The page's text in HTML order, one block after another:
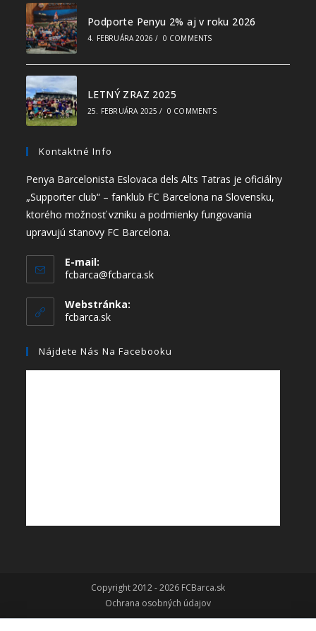
Podporte Penyu 2% aj v roku 2026
4. FEBRUÁRA 2026 / 0 COMMENTS
LETNÝ ZRAZ 2025
25. FEBRUÁRA 2025 / 0 COMMENTS
Kontaktné Info
Penya Barcelonista Eslovaca dels Alts Tatras je oficiálny
„Supporter club“ – fanklub FC Barcelona na Slovensku,
ktorého možnosť vzniku a podmienky fungovania
upravujú stanovy FC Barcelona.
E-mail:
fcbarca@fcbarca.sk
Webstránka:
fcbarca.sk
Nájdete Nás Na Facebooku
Copyright 2012 - 2026 FCBarca.sk
Ochrana osobných údajov